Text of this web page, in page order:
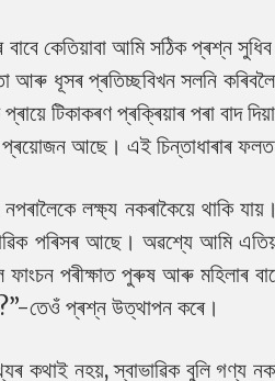
বাবে কেতিয়াবা আমি সঠিক প্ৰশ্ন
ধূসৰ প্ৰতিচ্ছবিখন সলনি
টিকাকৰণ প্ৰক্ৰিয়াৰ পৰা বাদ
প্ৰয়োজন আছে। এই চিন্তাধাৰাৰ
লক্ষ্য নকৰাকৈয়ে থাকি
পৰিসৰ আছে। অৱশ্যে আমি
পৰীক্ষাত পুৰুষ আৰু মহিলাৰ
তেওঁ প্ৰশ্ন উত্থাপন কৰে।
কথাই নহয়, স্বাভাৱিক বুলি গণ্য